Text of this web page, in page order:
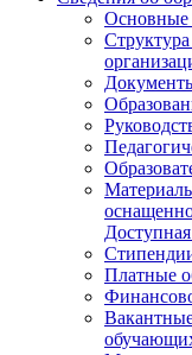
Основные
Доступная
Платные